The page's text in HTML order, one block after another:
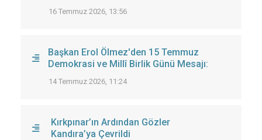
16 Temmuz 2026, 13:56
Başkan Erol Ölmez'den 15 Temmuz
Demokrasi ve Millî Birlik Günü Mesajı:
14 Temmuz 2026, 11:24
Kırkpınar’ın Ardından Gözler
Kandıra’ya Çevrildi